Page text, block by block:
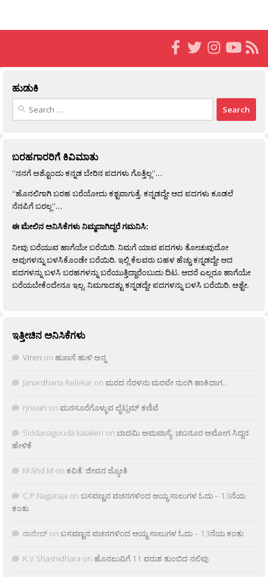
ಹುಡುಕಿ
Search
ಬರಹಗಾರರಿಗೆ ಕಿವಿಮಾತು
“ನನಗೆ ಅಶ್ಟೊಂದು ಕನ್ನಡ ಬೇರಿನ ಪದಗಳು ಗೊತ್ತಿಲ್ಲ”…
“ಹೊನಲಿಗಾಗಿ ಬರಹ ಬರೆಯೋದು ಕಶ್ಟವಾಗುತ್ತೆ. ಕನ್ನಡದ್ದೇ ಆದ ಪದಗಳು ಕೂಡಲೆ
ನೆನಪಿಗೆ ಬರಲ್ಲ”…
ಈ ಮೇಲಿನ ಅನಿಸಿಕೆಗಳು ನಿಮ್ಮದಾಗಿದ್ದರೆ ಗಮನಿಸಿ:
ನೀವು ಬರೆಯುವ ಹಾಗೆಯೇ ಬರೆಯಿರಿ. ನಿಮಗೆ ಯಾವ ಪದಗಳು ತೋಚುವುದೋ
ಅವುಗಳನ್ನು ಬಳಸಿಕೊಂಡೇ ಬರೆಯಿರಿ. ಇಲ್ಲಿ ಕೆಲವರು ಬಹಳ ಹೆಚ್ಚು ಕನ್ನಡದ್ದೇ ಆದ
ಪದಗಳನ್ನು ಬಳಸಿ ಬರಹಗಳನ್ನು ಬರೆಯುತ್ತಿದ್ದಾರೆಂಬುದು ದಿಟ. ಆದರೆ ಎಲ್ಲರೂ ಹಾಗೆಯೇ
ಬರೆಯಬೇಕೆಂದೇನೂ ಇಲ್ಲ. ನಿಮಗಾದಶ್ಟು ಕನ್ನಡದ್ದೇ ಪದಗಳನ್ನು ಬಳಸಿ ಬರೆಯಿರಿ, ಅಶ್ಟೇ.
ಇತ್ತೀಚಿನ ಅನಿಸಿಕೆಗಳು
Viren on ಹುಣಸೆ ಹುಳಿ ಅನ್ನ
Janardhana Relekar on ಮರದ ನೆರಳನು ಮರವೇ ನುಂಗಿ ಹಾಕಿದಾಗ…
rjnivah on ಮನಸೂರೆಗೊಳ್ಳುವ ಲೈಟ್ಲಮ್ ಕಣಿವೆ
Siddanagouda kalakeri on ಬಾದಮಿ ಅಮವಾಸ್ಯೆ: ಚಬನೂರ ಅಮೋಗ ಸಿದ್ದನ
ಹೇಳಿಕೆ
M âñd M on ಕವಿತೆ: ಜೀವನ ಜ್ಯೋತಿ
C.P.Nagaraja on ಬಸವಣ್ಣನ ವಚನಗಳಿಂದ ಆಯ್ದ ಸಾಲುಗಳ ಓದು – 13ನೆಯ
ಕಂತು
ರಾಜೀವ್ on ಬಸವಣ್ಣನ ವಚನಗಳಿಂದ ಆಯ್ದ ಸಾಲುಗಳ ಓದು – 13ನೆಯ ಕಂತು
K.V Shashidhara on ಹೊನಲುವಿಗೆ 11 ವರುಶ ತುಂಬಿದ ನಲಿವು